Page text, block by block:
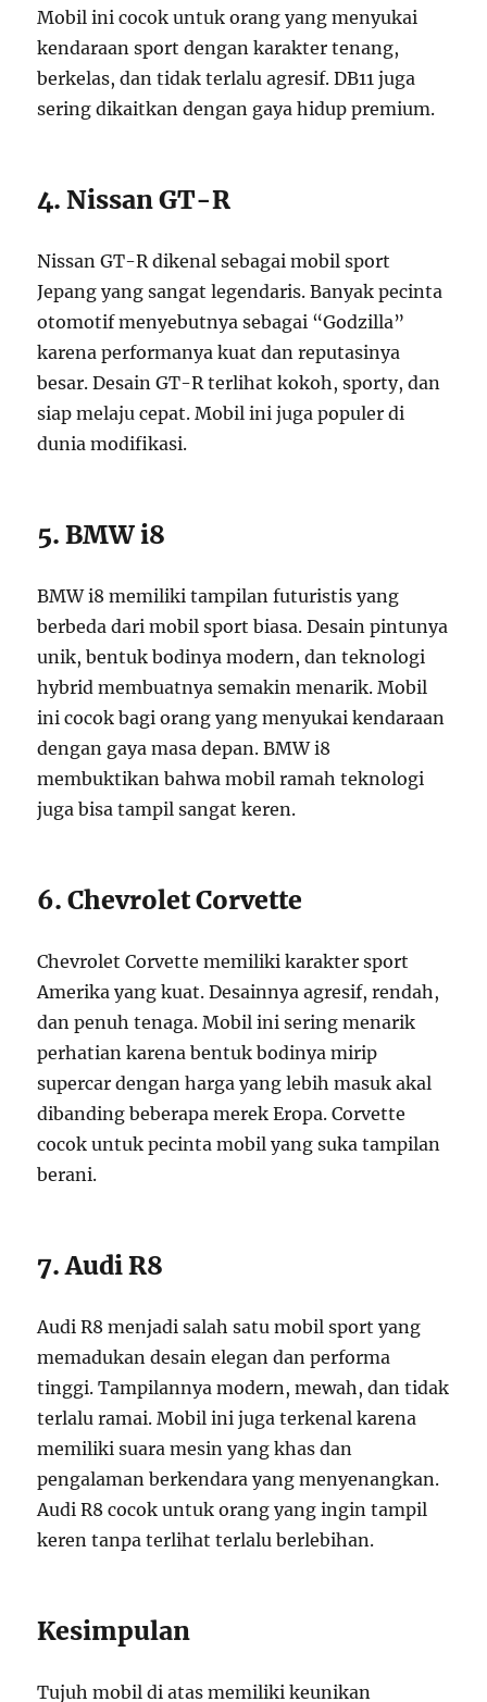
Mobil ini cocok untuk orang yang menyukai
kendaraan sport dengan karakter tenang,
berkelas, dan tidak terlalu agresif. DB11 juga
sering dikaitkan dengan gaya hidup premium.
4. Nissan GT-R
Nissan GT-R dikenal sebagai mobil sport
Jepang yang sangat legendaris. Banyak pecinta
otomotif menyebutnya sebagai “Godzilla”
karena performanya kuat dan reputasinya
besar. Desain GT-R terlihat kokoh, sporty, dan
siap melaju cepat. Mobil ini juga populer di
dunia modifikasi.
5. BMW i8
BMW i8 memiliki tampilan futuristis yang
berbeda dari mobil sport biasa. Desain pintunya
unik, bentuk bodinya modern, dan teknologi
hybrid membuatnya semakin menarik. Mobil
ini cocok bagi orang yang menyukai kendaraan
dengan gaya masa depan. BMW i8
membuktikan bahwa mobil ramah teknologi
juga bisa tampil sangat keren.
6. Chevrolet Corvette
Chevrolet Corvette memiliki karakter sport
Amerika yang kuat. Desainnya agresif, rendah,
dan penuh tenaga. Mobil ini sering menarik
perhatian karena bentuk bodinya mirip
supercar dengan harga yang lebih masuk akal
dibanding beberapa merek Eropa. Corvette
cocok untuk pecinta mobil yang suka tampilan
berani.
7. Audi R8
Audi R8 menjadi salah satu mobil sport yang
memadukan desain elegan dan performa
tinggi. Tampilannya modern, mewah, dan tidak
terlalu ramai. Mobil ini juga terkenal karena
memiliki suara mesin yang khas dan
pengalaman berkendara yang menyenangkan.
Audi R8 cocok untuk orang yang ingin tampil
keren tanpa terlihat terlalu berlebihan.
Kesimpulan
Tujuh mobil di atas memiliki keunikan